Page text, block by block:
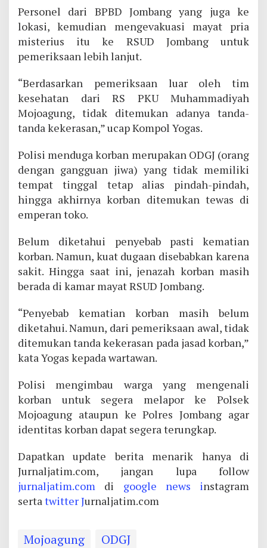
Personel dari BPBD Jombang yang juga ke
lokasi, kemudian mengevakuasi mayat pria
misterius itu ke RSUD Jombang untuk
pemeriksaan lebih lanjut.
“Berdasarkan pemeriksaan luar oleh tim
kesehatan dari RS PKU Muhammadiyah
Mojoagung, tidak ditemukan adanya tanda-
tanda kekerasan,” ucap Kompol Yogas.
Polisi menduga korban merupakan ODGJ (orang
dengan gangguan jiwa) yang tidak memiliki
tempat tinggal tetap alias pindah-pindah,
hingga akhirnya korban ditemukan tewas di
emperan toko.
Belum diketahui penyebab pasti kematian
korban. Namun, kuat dugaan disebabkan karena
sakit. Hingga saat ini, jenazah korban masih
berada di kamar mayat RSUD Jombang.
“Penyebab kematian korban masih belum
diketahui. Namun, dari pemeriksaan awal, tidak
ditemukan tanda kekerasan pada jasad korban,”
kata Yogas kepada wartawan.
Polisi mengimbau warga yang mengenali
korban untuk segera melapor ke Polsek
Mojoagung ataupun ke Polres Jombang agar
identitas korban dapat segera terungkap.
Dapatkan update berita menarik hanya di
Jurnaljatim.com, jangan lupa follow
jurnaljatim.com di google news instagram
sertatwitter Jurnaljatim.com
Mojoagung
ODGJ